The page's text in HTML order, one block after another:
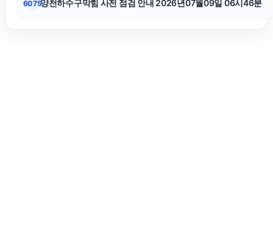
동작하수구막힘
6075양천하수구막힘 사전 점검 안내 2026년07월09일 06시46분